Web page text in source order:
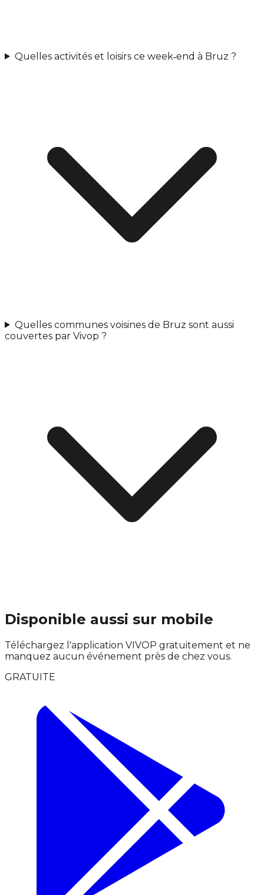
Quelles activités et loisirs ce week‑end à Bruz ?
Quelles communes voisines de Bruz sont aussi
couvertes par Vivop ?
Disponible aussi sur mobile
Téléchargez l'application VIVOP gratuitement et ne
manquez aucun événement près de chez vous.
GRATUITE